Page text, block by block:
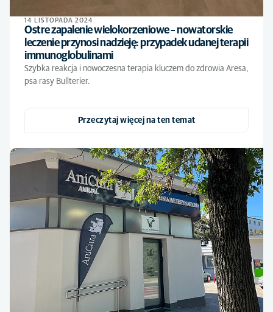
14 LISTOPADA 2024
Ostre zapalenie wielokorzeniowe – nowatorskie
leczenie przynosi nadzieję: przypadek udanej terapii
immunoglobulinami
Szybka reakcja i nowoczesna terapia kluczem do zdrowia Aresa,
psa rasy Bullterier.
Przeczytaj więcej na ten temat